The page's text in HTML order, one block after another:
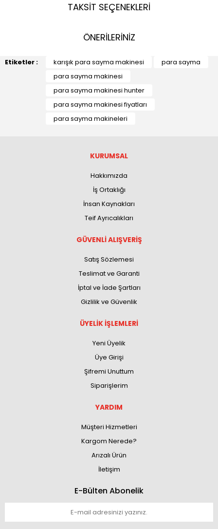
TAKSİT SEÇENEKLERİ
ÖNERİLERİNİZ
Etiketler : karışık para sayma makinesi
para sayma
para sayma makinesi
para sayma makinesi hunter
para sayma makinesi fiyatları
para sayma makineleri
KURUMSAL
Hakkımızda
İş Ortaklığı
İnsan Kaynakları
Teif Ayrıcalıkları
GÜVENLİ ALIŞVERİŞ
Satış Sözlemesi
Teslimat ve Garanti
İptal ve İade Şartları
Gizlilik ve Güvenlik
ÜYELİK İŞLEMLERİ
Yeni Üyelik
Üye Girişi
Şifremi Unuttum
Siparişlerim
YARDIM
Müşteri Hizmetleri
Kargom Nerede?
Arızalı Ürün
İletişim
E-Bülten Abonelik